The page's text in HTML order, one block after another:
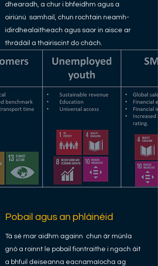
dhearadh, a chur i bhfeidhm agus a
oiriúnú samhail, chun rochtain neamh-
idirdhealaitheach agus saor in aisce ar
thrádáil a thairiscint do chách.
Pobail agus an phláinéid
Tá sé mar aidhm againn chun ár múnla
gnó a roinnt le pobail fiontraithe i ngach áit
a bhfuil deiseanna eacnamaíocha ag